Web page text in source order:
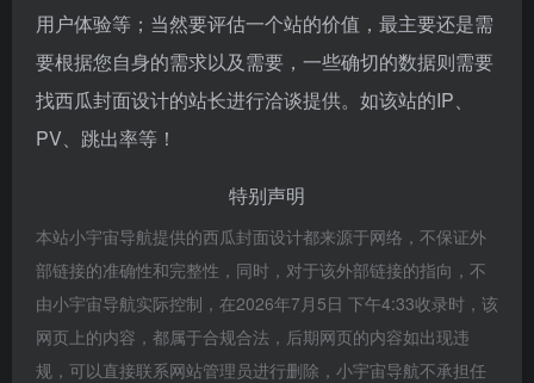
用户体验等；当然要评估一个站的价值，最主要还是需
要根据您自身的需求以及需要，一些确切的数据则需要
找西瓜封面设计的站长进行洽谈提供。如该站的IP、
PV、跳出率等！
特别声明
本站小宇宙导航提供的西瓜封面设计都来源于网络，不保证外
部链接的准确性和完整性，同时，对于该外部链接的指向，不
由小宇宙导航实际控制，在2026年7月5日 下午4:33收录时，该
网页上的内容，都属于合规合法，后期网页的内容如出现违
规，可以直接联系网站管理员进行删除，小宇宙导航不承担任